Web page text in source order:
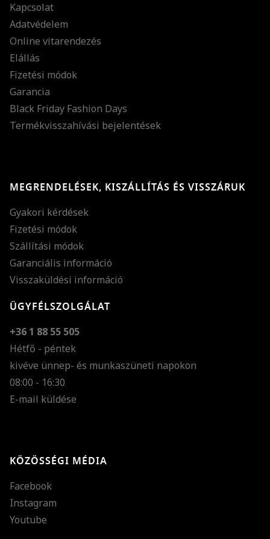
Kapcsolat
Adatvédelem
Online vitarendezés
Elállás
Fizetési módok
Garancia
Black Friday Fashion Days
Termékvisszahívási bejelentések
MEGRENDELÉSEK, KISZÁLLÍTÁS ÉS VISSZÁRUK
Gyakori kérdések
Fizetési módok
Szállítási módok
Garanciális információ
Visszaküldési információ
ÜGYFÉLSZOLGÁLAT
+36 1 88 55 505
Hétfő - péntek
kivéve ünnep- és munkaszüneti napokon
08:00 - 16:30
E-mail küldése
KÖZÖSSÉGI MÉDIA
Facebook
Instagram
Youtube